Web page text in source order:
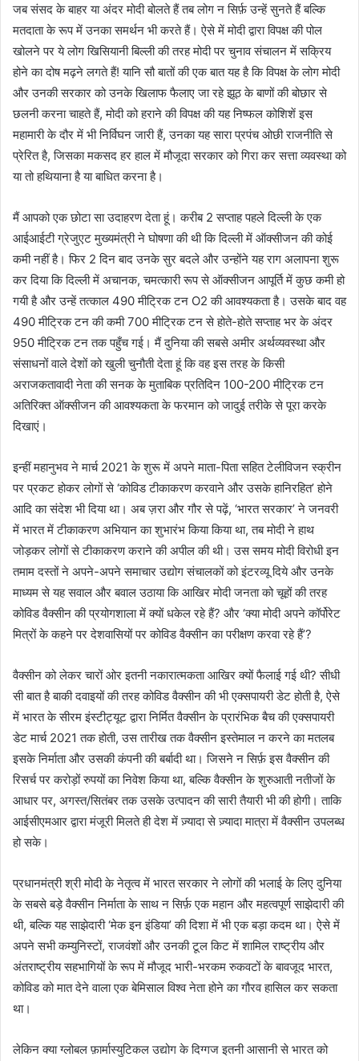
जब संसद के बाहर या अंदर मोदी बोलते हैं तब लोग न सिर्फ़ उन्हें सुनते हैं बल्कि
मतदाता के रूप में उनका समर्थन भी करते हैं। ऐसे में मोदी द्वारा विपक्ष की पोल
खोलने पर ये लोग खिसियानी बिल्ली की तरह मोदी पर चुनाव संचालन में सक्रिय
होने का दोष मढ़ने लगते हैं! यानि सौ बातों की एक बात यह है कि विपक्ष के लोग मोदी
और उनकी सरकार को उनके खिलाफ फैलाए जा रहे झूठ के बाणों की बोछार से
छलनी करना चाहते हैं, मोदी को हराने की विपक्ष की यह निष्फल कोशिशें इस
महामारी के दौर में भी निर्विघन जारी हैं, उनका यह सारा प्रपंच ओछी राजनीति से
प्रेरित है, जिसका मकसद हर हाल में मौजूदा सरकार को गिरा कर सत्ता व्यवस्था को
या तो हथियाना है या बाधित करना है।
मैं आपको एक छोटा सा उदाहरण देता हूं। करीब 2 सप्ताह पहले दिल्ली के एक
आईआईटी ग्रेजुएट मुख्यमंत्री ने घोषणा की थी कि दिल्ली में ऑक्सीजन की कोई
कमी नहीं है। फिर 2 दिन बाद उनके सुर बदले और उन्होंने यह राग अलापना शुरू
कर दिया कि दिल्ली में अचानक, चमत्कारी रूप से ऑक्सीजन आपूर्ति में कुछ कमी हो
गयी है और उन्हें तत्काल 490 मीट्रिक टन O2 की आवश्यकता है। उसके बाद वह
490 मीट्रिक टन की कमी 700 मीट्रिक टन से होते-होते सप्ताह भर के अंदर
950 मीट्रिक टन तक पहुँच गई। मैं दुनिया की सबसे अमीर अर्थव्यवस्था और
संसाधनों वाले देशों को खुली चुनौती देता हूं कि वह इस तरह के किसी
अराजकतावादी नेता की सनक के मुताबिक प्रतिदिन 100-200 मीट्रिक टन
अतिरिक्त ऑक्सीजन की आवश्यकता के फरमान को जादुई तरीके से पूरा करके
दिखाएं।
इन्हीं महानुभव ने मार्च 2021 के शुरू में अपने माता-पिता सहित टेलीविजन स्क्रीन
पर प्रकट होकर लोगों से ‘कोविड टीकाकरण करवाने और उसके हानिरहित’ होने
आदि का संदेश भी दिया था। अब ज़रा और गौर से पढ़ें, ‘भारत सरकार’ ने जनवरी
में भारत में टीकाकरण अभियान का शुभारंभ किया किया था, तब मोदी ने हाथ
जोड़कर लोगों से टीकाकरण कराने की अपील की थी। उस समय मोदी विरोधी इन
तमाम दस्तों ने अपने-अपने समाचार उद्योग संचालकों को इंटरव्यू दिये और उनके
माध्यम से यह सवाल और बवाल उठाया कि आखिर मोदी जनता को चूहों की तरह
कोविड वैक्सीन की प्रयोगशाला में क्यों धकेल रहे हैं? और ‘क्या मोदी अपने कॉर्पोरेट
मित्रों के कहने पर देशवासियों पर कोविड वैक्सीन का परीक्षण करवा रहे हैं’?
वैक्सीन को लेकर चारों ओर इतनी नकारात्मकता आखिर क्यों फैलाई गई थी? सीधी
सी बात है बाकी दवाइयों की तरह कोविड वैक्सीन की भी एक्सपायरी डेट होती है, ऐसे
में भारत के सीरम इंस्टीट्यूट द्वारा निर्मित वैक्सीन के प्रारंभिक बैच की एक्सपायरी
डेट मार्च 2021 तक होती, उस तारीख तक वैक्सीन इस्तेमाल न करने का मतलब
इसके निर्माता और उसकी कंपनी की बर्बादी था। जिसने न सिर्फ़ इस वैक्सीन की
रिसर्च पर करोड़ों रुपयों का निवेश किया था, बल्कि वैक्सीन के शुरुआती नतीजों के
आधार पर, अगस्त/सितंबर तक उसके उत्पादन की सारी तैयारी भी की होगी। ताकि
आईसीएमआर द्वारा मंजूरी मिलते ही देश में ज़्यादा से ज़्यादा मात्रा में वैक्सीन उपलब्ध
हो सके।
प्रधानमंत्री श्री मोदी के नेतृत्व में भारत सरकार ने लोगों की भलाई के लिए दुनिया
के सबसे बड़े वैक्सीन निर्माता के साथ न सिर्फ़ एक महान और महत्वपूर्ण साझेदारी की
थी, बल्कि यह साझेदारी ‘मेक इन इंडिया’ की दिशा में भी एक बड़ा कदम था। ऐसे में
अपने सभी कम्युनिस्टों, राजवंशों और उनकी टूल किट में शामिल राष्ट्रीय और
अंतराष्ट्रीय सहभागियों के रूप में मौजूद भारी-भरकम रुकवटों के बावजूद भारत,
कोविड को मात देने वाला एक बेमिसाल विश्व नेता होने का गौरव हासिल कर सकता
था।
लेकिन क्या ग्लोबल फ़ार्मास्युटिकल उद्योग के दिग्गज इतनी आसानी से भारत को